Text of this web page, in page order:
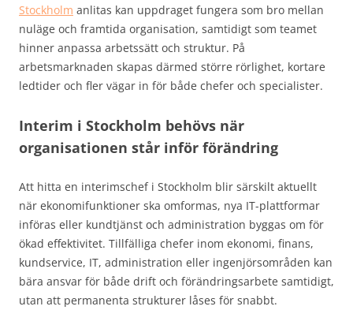
Stockholm anlitas kan uppdraget fungera som bro mellan
nuläge och framtida organisation, samtidigt som teamet
hinner anpassa arbetssätt och struktur. På
arbetsmarknaden skapas därmed större rörlighet, kortare
ledtider och fler vägar in för både chefer och specialister.
Interim i Stockholm behövs när
organisationen står inför förändring
Att hitta en interimschef i Stockholm blir särskilt aktuellt
när ekonomifunktioner ska omformas, nya IT-plattformar
införas eller kundtjänst och administration byggas om för
ökad effektivitet. Tillfälliga chefer inom ekonomi, finans,
kundservice, IT, administration eller ingenjörsområden kan
bära ansvar för både drift och förändringsarbete samtidigt,
utan att permanenta strukturer låses för snabbt.